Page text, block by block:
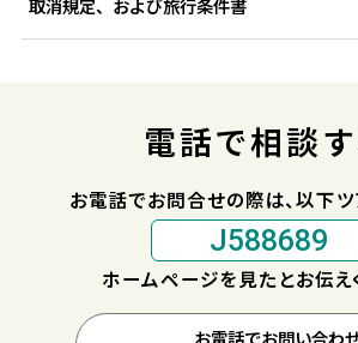
取消規定、および旅行条件書
電話で相談
お電話でお問合せの際は、以下
J588689
ホームページを見たとお伝え
お電話でお問い合わ